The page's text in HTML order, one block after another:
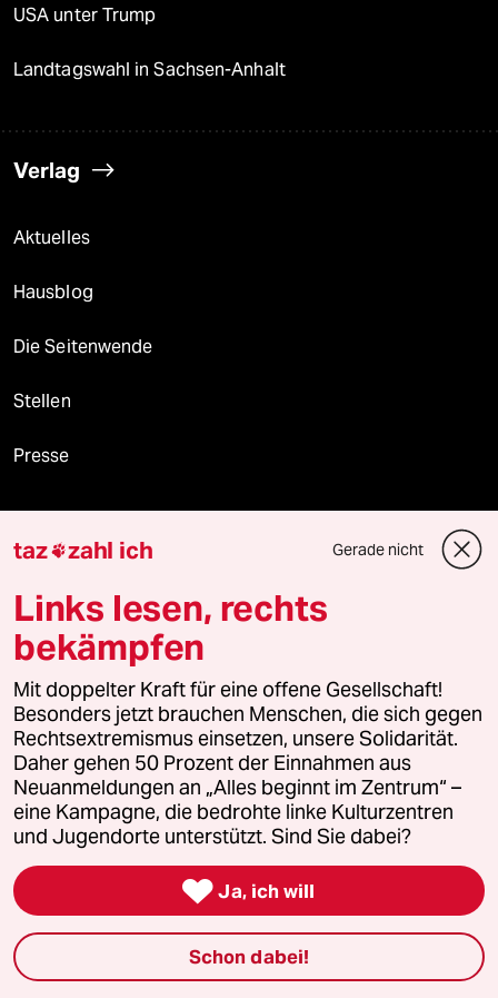
USA unter Trump
Landtagswahl in Sachsen-Anhalt
Verlag
Aktuelles
Hausblog
Die Seitenwende
Stellen
Presse
Unterstützen
abo
genossenschaft
taz zahl ich
recherchefonds ausland
panterstiftung
panterpreis 2026
taz zahl ich Gerade nicht
Links lesen, rechts
bekämpfen
Mit doppelter Kraft für eine offene Gesellschaft!
Besonders jetzt brauchen Menschen, die sich gegen
Rechtsextremismus einsetzen, unsere Solidarität.
Daher gehen 50 Prozent der Einnahmen aus
Neuanmeldungen an „Alles beginnt im Zentrum“ –
eine Kampagne, die bedrohte linke Kulturzentren
und Jugendorte unterstützt. Sind Sie dabei?
 Ja, ich will
Schon dabei!